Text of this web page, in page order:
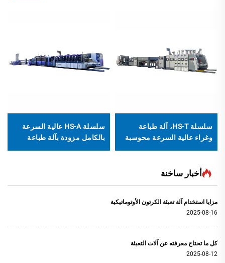
سلسلة HS-T، آلة طباعة
وغراء عالية السرعة محوسبة
بالكامل مع تعبئة تلقائية
سلسلة HS-A عالية السرعة
بالكامل مزودة بآلة طباعة
لاصقة أوتوماتيكية مع آلة
أخبار ساخنة
مزايا استخدام آلة تعبئة الكرتون الأوتوماتيكية
2025-08-16
كل ما تحتاج معرفته عن آلات التعبئة
2025-08-12